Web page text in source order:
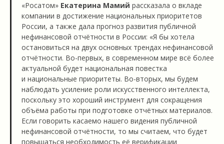
«Росатом» Екатерина Мамий рассказала о вкладе
компании в достижение национальных приоритетов
России, а также дала прогноз развития публичной
нефинансовой отчётности в России: «Я бы хотела
остановиться на двух основных трендах нефинансовой
отчётности. Во-первых, в современном мире всё более
актуальной будет национальная повестка
и национальные приоритеты. Во-вторых, мы будем
наблюдать усиление роли искусственного интеллекта,
поскольку это хороший инструмент для сокращения
объёма работы при подготовке отчётных материалов.
Если говорить касаемо нашего видения публичной
нефинансовой отчётности, то мы считаем, что будет
повышаться необходимость её верификации